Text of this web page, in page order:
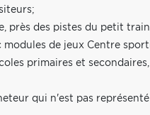
près des pistes du petit
de jeux Centre
primaires et
qui n'est pas